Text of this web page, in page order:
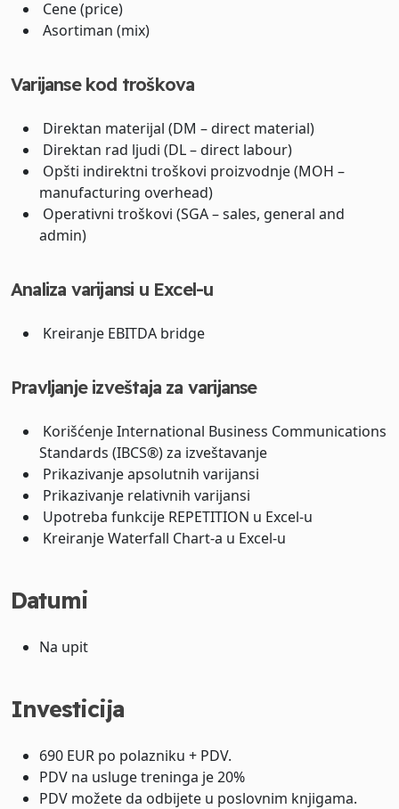
Cene (price)
Asortiman (mix)
Varijanse kod troškova
Direktan materijal (DM – direct material)
Direktan rad ljudi (DL – direct labour)
Opšti indirektni troškovi proizvodnje (MOH –
manufacturing overhead)
Operativni troškovi (SGA – sales, general and
admin)
Analiza varijansi u Excel-u
Kreiranje EBITDA bridge
Pravljanje izveštaja za varijanse
Korišćenje International Business Communications
Standards (IBCS®) za izveštavanje
Prikazivanje apsolutnih varijansi
Prikazivanje relativnih varijansi
Upotreba funkcije REPETITION u Excel-u
Kreiranje Waterfall Chart-a u Excel-u
Datumi
Na upit
Investicija
690 EUR po polazniku + PDV.
PDV na usluge treninga je 20%
PDV možete da odbijete u poslovnim knjigama.